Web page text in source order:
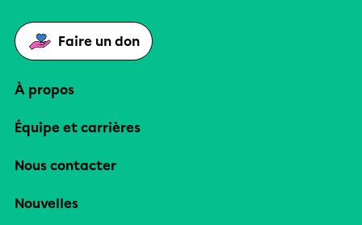
Faire un don
À propos
Équipe et carrières
Nous contacter
Nouvelles